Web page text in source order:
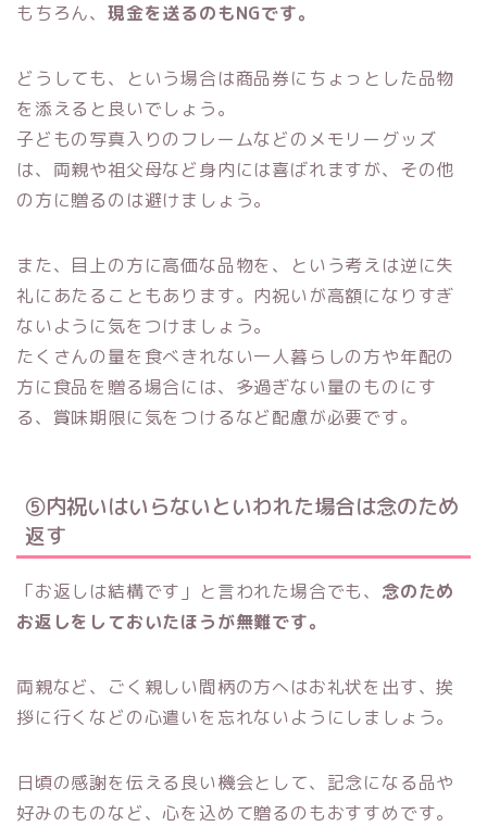
もちろん、 現金を送るのもNGです。
どうしても、という場合は商品券にちょっとした品物
を添えると良いでしょう。
子どもの写真入りのフレームなどのメモリーグッズ
は、両親や祖父母など身内には喜ばれますが、その他
の方に贈るのは避けましょう。
また、目上の方に高価な品物を、という考えは逆に失
礼にあたることもあります。内祝いが高額になりすぎ
ないように気をつけましょう。
たくさんの量を食べきれない一人暮らしの方や年配の
方に食品を贈る場合には、多過ぎない量のものにす
る、賞味期限に気をつけるなど配慮が必要です。
⑤内祝いはいらないといわれた場合は念のため
返す
「お返しは結構です」と言われた場合でも、 念のため
お返しをしておいたほうが無難です。
両親など、ごく親しい間柄の方へはお礼状を出す、挨
拶に行くなどの心遣いを忘れないようにしましょう。
日頃の感謝を伝える良い機会として、記念になる品や
好みのものなど、心を込めて贈るのもおすすめです。